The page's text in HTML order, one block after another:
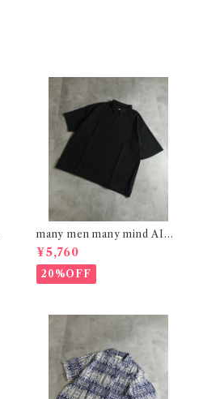
many men many mind AIRL
EAK FABRIC ポロシャツ BL
ACK M2615161
¥5,760
20%OFF